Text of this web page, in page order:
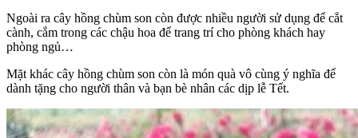
Ngoài ra cây hồng chùm son còn được nhiều người sử dụng để cắt
cành, cắm trong các chậu hoa để trang trí cho phòng khách hay
phòng ngủ…
Mặt khác cây hồng chùm son còn là món quà vô cùng ý nghĩa để
dành tặng cho người thân và bạn bè nhân các dịp lễ Tết.